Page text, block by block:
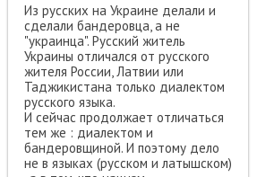
Из русских на Украине делали и
сделали бандеровца, а не
"украинца". Русский житель
Украины отличался от русского
жителя России, Латвии или
Таджикистана только диалектом
русского языка.
И сейчас продолжает отличаться
тем же : диалектом и
бандеровщиной. И поэтому дело
не в языках (русском и латышском)